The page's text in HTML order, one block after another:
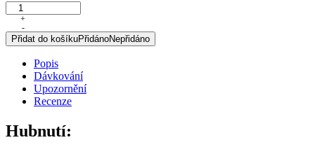
Bylinná
kúra
Dr.
Popova
HUBNUTÍ
množství
+
-
Přidat do košíkuPřidánoNepřidáno
Popis
Dávkování
Upozornění
Recenze
Hubnutí: